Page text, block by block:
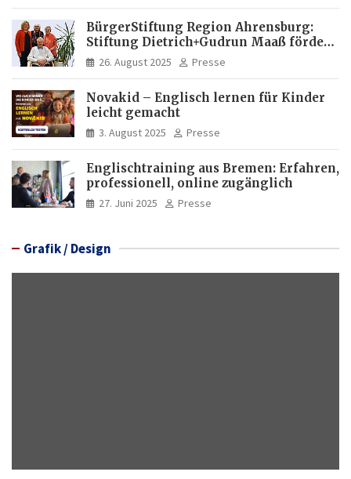
BürgerStiftung Region Ahrensburg:
Stiftung Dietrich+Gudrun Maaß fördert
Deutschkenntnisse von Frauen
26. August 2025 Presse
Novakid – Englisch lernen für Kinder
leicht gemacht
3. August 2025 Presse
Englischtraining aus Bremen: Erfahren,
professionell, online zugänglich
27. Juni 2025 Presse
Grafik / Design